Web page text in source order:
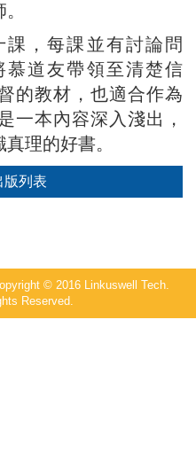
，每課並有討論問
慕道友帶領至清楚信
的教材，也適合作為
一本內容深入淺出，
理的好書。
版列表
© 2016 Linkuswell Tech.
Reserved.